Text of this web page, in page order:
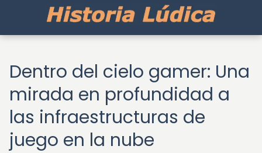
Dentro del cielo gamer: Una
mirada en profundidad a
las infraestructuras de
juego en la nube